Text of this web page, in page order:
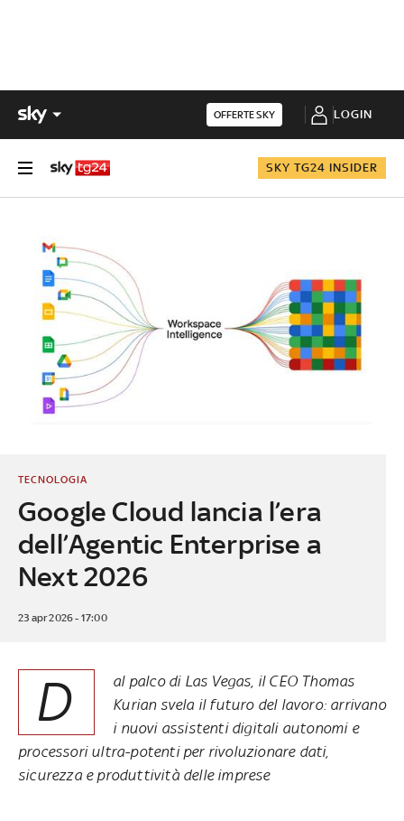
OFFERTE SKY LOGIN
SKY TG24 INSIDER
Google Cloud lancia l’era
dell’Agentic Enterprise a
Next 2026
TECNOLOGIA
23 apr 2026 - 17:00
D
al palco di Las Vegas, il CEO Thomas
Kurian svela il futuro del lavoro: arrivano
i nuovi assistenti digitali autonomi e
processori ultra-potenti per rivoluzionare dati,
sicurezza e produttività delle imprese